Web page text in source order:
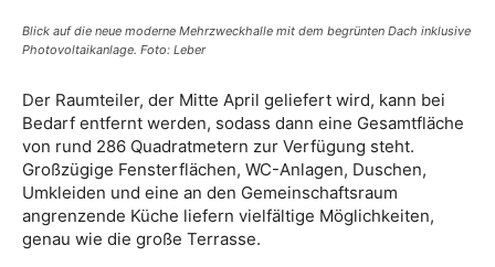
Blick auf die neue moderne Mehrzweckhalle mit dem begrünten Dach inklusive
Photovoltaikanlage. Foto: Leber
Der Raumteiler, der Mitte April geliefert wird, kann bei
Bedarf entfernt werden, sodass dann eine Gesamtfläche
von rund 286 Quadratmetern zur Verfügung steht.
Großzügige Fensterflächen, WC-Anlagen, Duschen,
Umkleiden und eine an den Gemeinschaftsraum
angrenzende Küche liefern vielfältige Möglichkeiten,
genau wie die große Terrasse.